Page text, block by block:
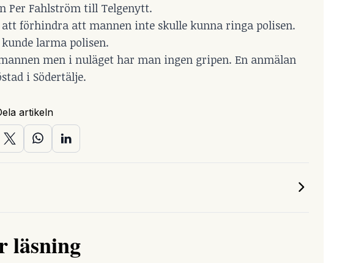
Per Fahlström till Telgenytt.
förhindra att mannen inte skulle kunna ringa polisen.
larma polisen.
men i nuläget har man ingen gripen. En anmälan
i Södertälje.
artikeln
läsning